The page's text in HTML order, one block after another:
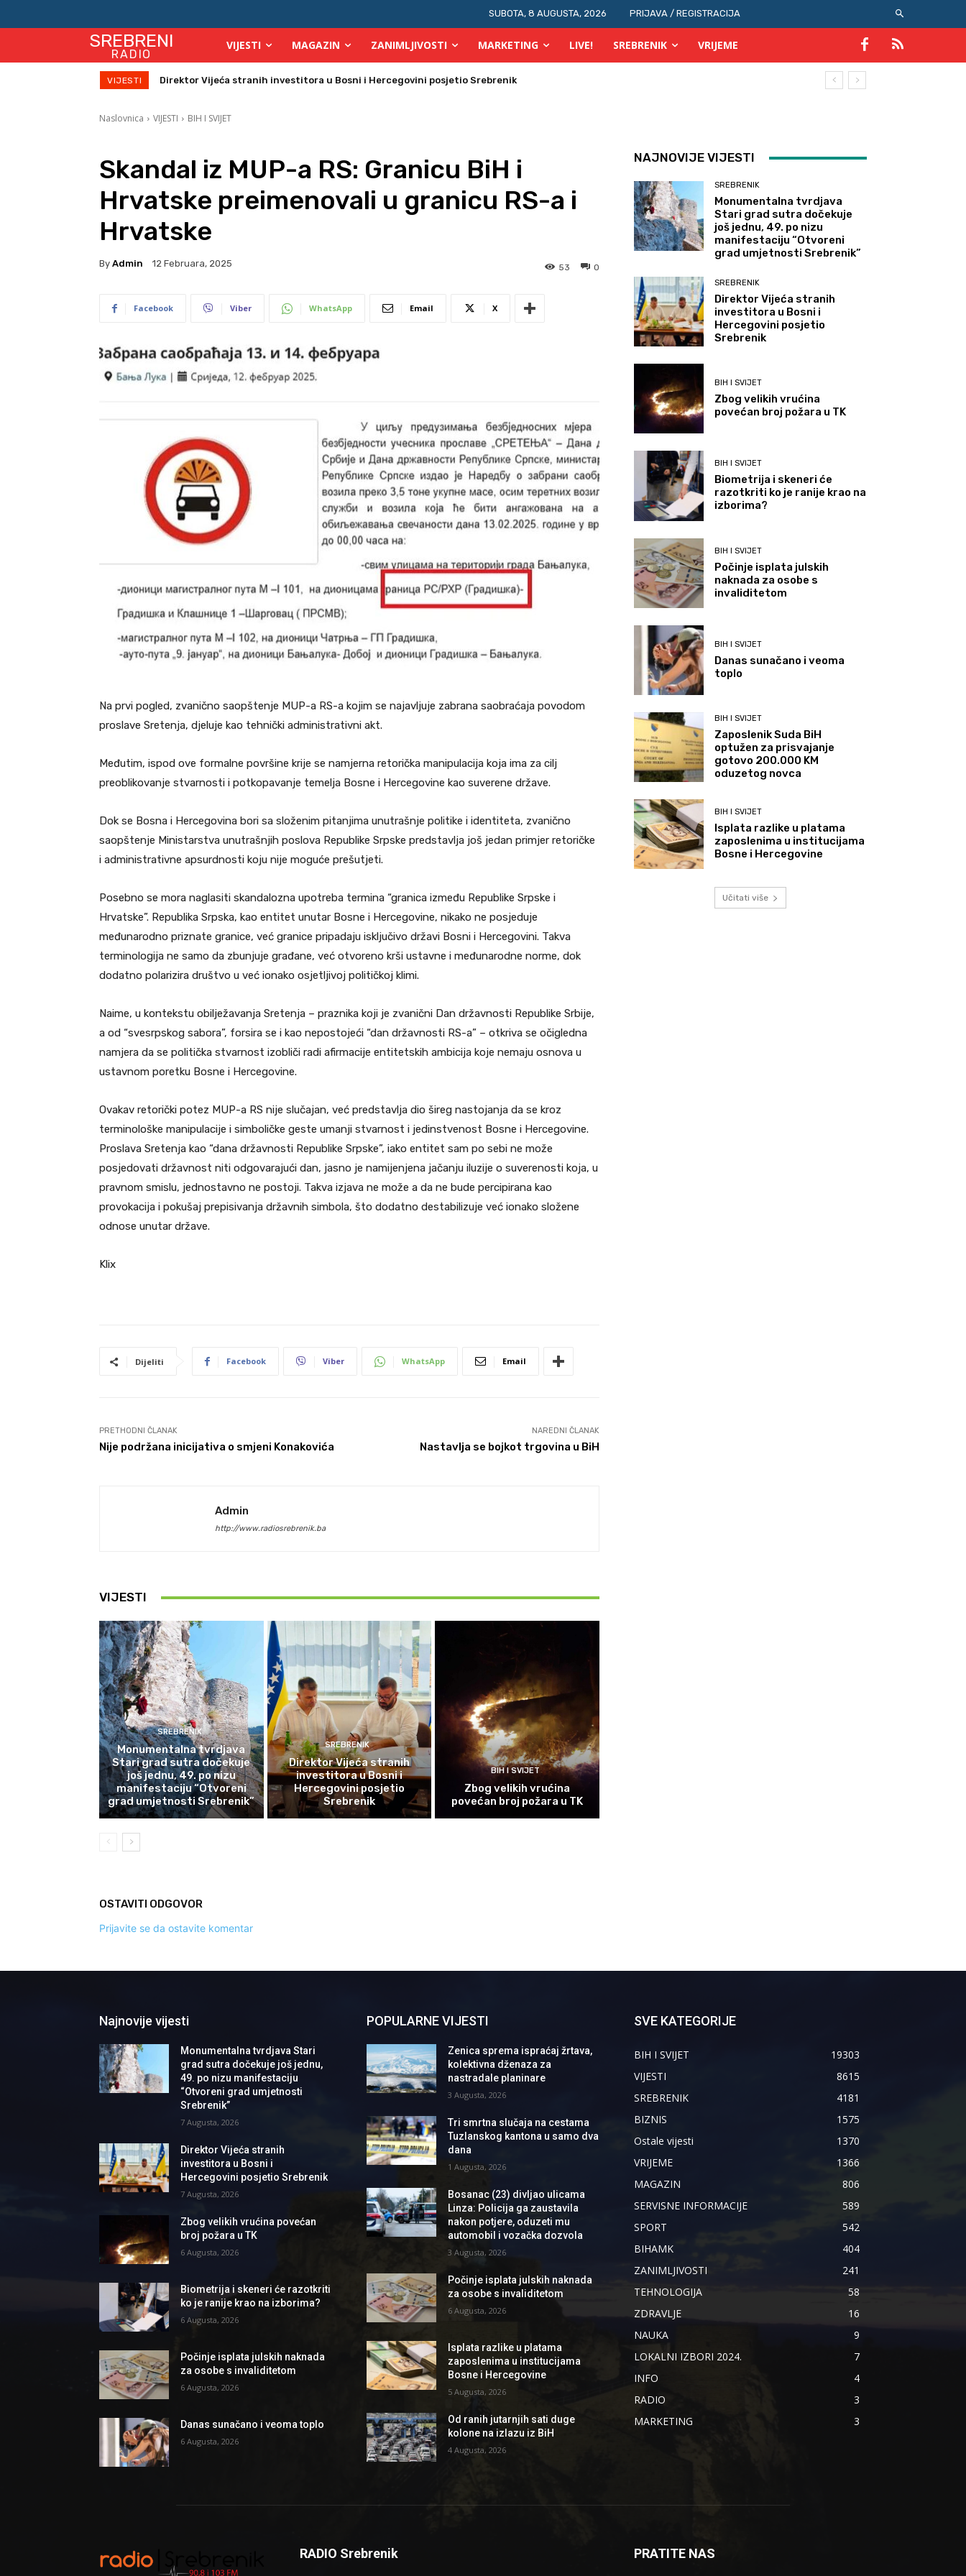
SUBOTA, 8 AUGUSTA, 2026 PRIJAVA / REGISTRACIJA
SREBRENI
RADIO
VIJESTI MAGAZIN ZANIMLJIVOSTI MARKETING LIVE! SREBRENIK VRIJEME
VIJESTI Zbog velikih vrućina povećan broj požara u TK
Naslovnica VIJESTI BIH I SVIJET
Skandal iz MUP-a RS: Granicu BiH i
Hrvatske preimenovali u granicu RS-a i
Hrvatske
By Admin 12 Februara, 2025 0
53
Facebook Viber WhatsApp Email X
Na prvi pogled, zvanično saopštenje MUP-a RS-a kojim se najavljuje zabrana saobraćaja povodom
proslave Sretenja, djeluje kao tehnički administrativni akt.
Međutim, ispod ove formalne površine krije se namjerna retorička manipulacija koja ima za cilj
preoblikovanje stvarnosti i potkopavanje temelja Bosne i Hercegovine kao suverene države.
Dok se Bosna i Hercegovina bori sa složenim pitanjima unutrašnje politike i identiteta, zvanično
saopštenje Ministarstva unutrašnjih poslova Republike Srpske predstavlja još jedan primjer retoričke
i administrativne apsurdnosti koju nije moguće prešutjeti.
Posebno se mora naglasiti skandalozna upotreba termina “granica između Republike Srpske i
Hrvatske”. Republika Srpska, kao entitet unutar Bosne i Hercegovine, nikako ne posjeduje
međunarodno priznate granice, već granice pripadaju isključivo državi Bosni i Hercegovini. Takva
terminologija ne samo da zbunjuje građane, već otvoreno krši ustavne i međunarodne norme, dok
dodatno polarizira društvo u već ionako osjetljivoj političkoj klimi.
Naime, u kontekstu obilježavanja Sretenja – praznika koji je zvanični Dan državnosti Republike Srbije,
a od “svesrpskog sabora”, forsira se i kao nepostojeći “dan državnosti RS-a” – otkriva se očigledna
namjera da se politička stvarnost izobliči radi afirmacije entitetskih ambicija koje nemaju osnova u
ustavnom poretku Bosne i Hercegovine.
Ovakav retorički potez MUP-a RS nije slučajan, već predstavlja dio šireg nastojanja da se kroz
terminološke manipulacije i simboličke geste umanji stvarnost i jedinstvenost Bosne i Hercegovine.
Proslava Sretenja kao “dana državnosti Republike Srpske”, iako entitet sam po sebi ne može
posjedovati državnost niti odgovarajući dan, jasno je namijenjena jačanju iluzije o suverenosti koja, u
pravnom smislu, jednostavno ne postoji. Takva izjava ne može a da ne bude percipirana kao
provokacija i pokušaj prepisivanja državnih simbola, što dodatno destabilizuje već ionako složene
odnose unutar države.
Klix
Dijeliti Facebook Viber WhatsApp Email
PRETHODNI ČLANAK
Nije podržana inicijativa o smjeni Konakovića
NAREDNI ČLANAK
Nastavlja se bojkot trgovina u BiH
Admin
http://www.radiosrebrenik.ba
VIJESTI
SREBRENIK
Monumentalna tvrdjava
Stari grad sutra dočekuje
još jednu, 49. po nizu
manifestaciju “Otvoreni
grad umjetnosti Srebrenik”
SREBRENIK
Direktor Vijeća stranih
investitora u Bosni i
Hercegovini posjetio
Srebrenik
BIH I SVIJET
Zbog velikih vrućina
povećan broj požara u TK
OSTAVITI ODGOVOR
Prijavite se da ostavite komentar
NAJNOVIJE VIJESTI
SREBRENIK
Monumentalna tvrdjava
Stari grad sutra dočekuje
još jednu, 49. po nizu
manifestaciju “Otvoreni
grad umjetnosti Srebrenik”
SREBRENIK
Direktor Vijeća stranih
investitora u Bosni i
Hercegovini posjetio
Srebrenik
BIH I SVIJET
Zbog velikih vrućina
povećan broj požara u TK
BIH I SVIJET
Biometrija i skeneri će
razotkriti ko je ranije krao na
izborima?
BIH I SVIJET
Počinje isplata julskih
naknada za osobe s
invaliditetom
BIH I SVIJET
Danas sunačano i veoma
toplo
BIH I SVIJET
Zaposlenik Suda BiH
optužen za prisvajanje
gotovo 200.000 KM
oduzetog novca
BIH I SVIJET
Isplata razlike u platama
zaposlenima u institucijama
Bosne i Hercegovine
Učitati više
Najnovije vijesti
Monumentalna tvrdjava Stari
grad sutra dočekuje još jednu,
49. po nizu manifestaciju
“Otvoreni grad umjetnosti
Srebrenik”
7 Augusta, 2026
Direktor Vijeća stranih
investitora u Bosni i
Hercegovini posjetio Srebrenik
7 Augusta, 2026
Zbog velikih vrućina povećan
broj požara u TK
6 Augusta, 2026
Biometrija i skeneri će razotkriti
ko je ranije krao na izborima?
6 Augusta, 2026
Počinje isplata julskih naknada
za osobe s invaliditetom
6 Augusta, 2026
Danas sunačano i veoma toplo
6 Augusta, 2026
POPULARNE VIJESTI
Zenica sprema ispraćaj žrtava,
kolektivna dženaza za
nastradale planinare
3 Augusta, 2026
Tri smrtna slučaja na cestama
Tuzlanskog kantona u samo dva
dana
1 Augusta, 2026
Bosanac (23) divljao ulicama
Linza: Policija ga zaustavila
nakon potjere, oduzeti mu
automobil i vozačka dozvola
3 Augusta, 2026
Počinje isplata julskih naknada
za osobe s invaliditetom
6 Augusta, 2026
Isplata razlike u platama
zaposlenima u institucijama
Bosne i Hercegovine
5 Augusta, 2026
Od ranih jutarnjih sati duge
kolone na izlazu iz BiH
4 Augusta, 2026
SVE KATEGORIJE
BIH I SVIJET
19303
VIJESTI
8615
SREBRENIK
4181
BIZNIS
1575
Ostale vijesti
1370
VRIJEME
1366
MAGAZIN
806
SERVISNE INFORMACIJE
589
SPORT
542
BIHAMK
404
ZANIMLJIVOSTI
241
TEHNOLOGIJA
58
ZDRAVLJE
16
NAUKA
9
LOKALNI IZBORI 2024.
7
INFO
4
RADIO
3
MARKETING
3
RADIO Srebrenik PRATITE NAS